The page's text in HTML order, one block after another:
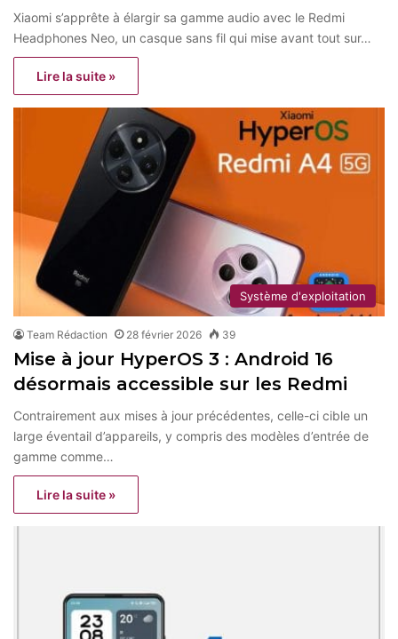
Xiaomi s’apprête à élargir sa gamme audio avec le Redmi
Headphones Neo, un casque sans fil qui mise avant tout sur…
Lire la suite »
Système d'exploitation
Team Rédaction 28 février 2026 39
Mise à jour HyperOS 3 : Android 16
désormais accessible sur les Redmi
Contrairement aux mises à jour précédentes, celle-ci cible un
large éventail d’appareils, y compris des modèles d’entrée de
gamme comme…
Lire la suite »